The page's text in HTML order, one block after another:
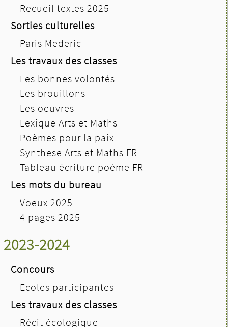
Recueil textes 2025
Sorties culturelles
Paris Mederic
Les travaux des classes
Les bonnes volontés
Les brouillons
Les oeuvres
Lexique Arts et Maths
Poèmes pour la paix
Synthese Arts et Maths FR
Tableau écriture poème FR
Les mots du bureau
Voeux 2025
4 pages 2025
2023-2024
Concours
Ecoles participantes
Les travaux des classes
Récit écologique